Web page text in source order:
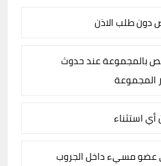
دون طلب الاذن
بالمجموعة عند حدوث
المجموعة
أي استثناء
عضو مسيء داخل الجروب